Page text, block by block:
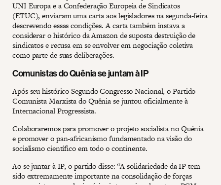
UNI Europa e a Confederação Europeia de Sindicatos
(ETUC), enviaram uma carta aos legisladores na segunda-feira
descrevendo essas condições. A carta também instava a
considerar o histórico da Amazon de suposta destruição de
sindicatos e recusa em se envolver em negociação coletiva
como parte de suas deliberações.
Comunistas do Quênia se juntam à IP
Após seu histórico Segundo Congresso Nacional, o Partido
Comunista Marxista do Quênia se juntou oficialmente à
Internacional Progressista.
Colaboraremos para promover o projeto socialista no Quênia
e promover o pan-africanismo fundamentado na visão do
socialismo científico em todo o continente.
Ao se juntar à IP, o partido disse: “A solidariedade da IP tem
sido extremamente importante na consolidação de forças